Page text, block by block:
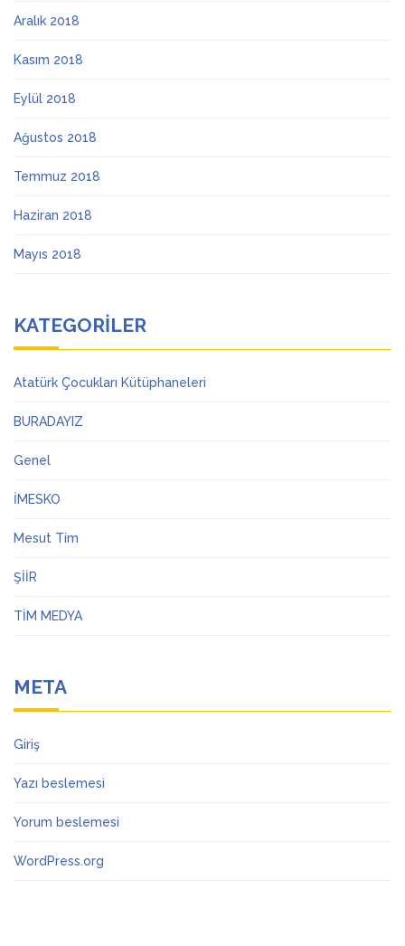
Aralık 2018
Kasım 2018
Eylül 2018
Ağustos 2018
Temmuz 2018
Haziran 2018
Mayıs 2018
KATEGORILER
Atatürk Çocukları Kütüphaneleri
BURADAYIZ
Genel
İMESKO
Mesut Tim
ŞİİR
TİM MEDYA
META
Giriş
Yazı beslemesi
Yorum beslemesi
WordPress.org